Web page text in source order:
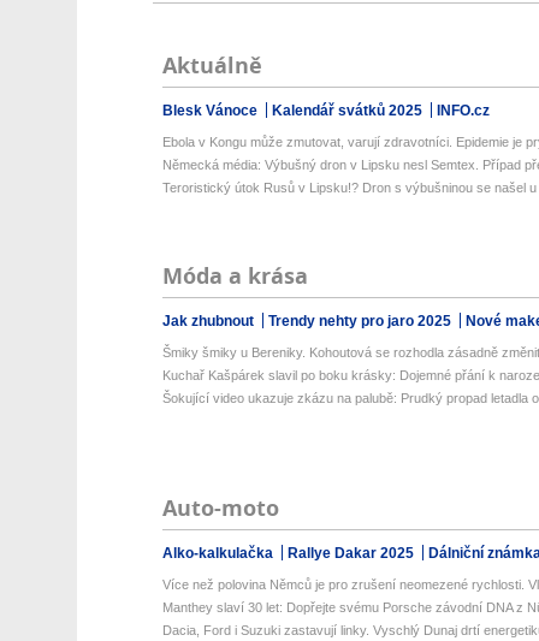
Aktuálně
Blesk Vánoce Kalendář svátků 2025 INFO.cz
Ebola v Kongu může zmutovat, varují zdravotníci. Epidemie je
Německá média: Výbušný dron v Lipsku nesl Semtex. Případ
Teroristický útok Rusů v Lipsku!? Dron s výbušninou se našel u
Móda a krása
Jak zhubnout Trendy nehty pro jaro 2025 Nové
Šmiky šmiky u Bereniky. Kohoutová se rozhodla zásadně
Kuchař Kašpárek slavil po boku krásky: Dojemné přání k
Šokující video ukazuje zkázu na palubě: Prudký propad letadla
Auto-moto
Alko-kalkulačka Rallye Dakar 2025 Dálniční
Více než polovina Němců je pro zrušení neomezené rychlosti.
Manthey slaví 30 let: Dopřejte svému Porsche závodní DNA z
Dacia, Ford i Suzuki zastavují linky. Vyschlý Dunaj drtí